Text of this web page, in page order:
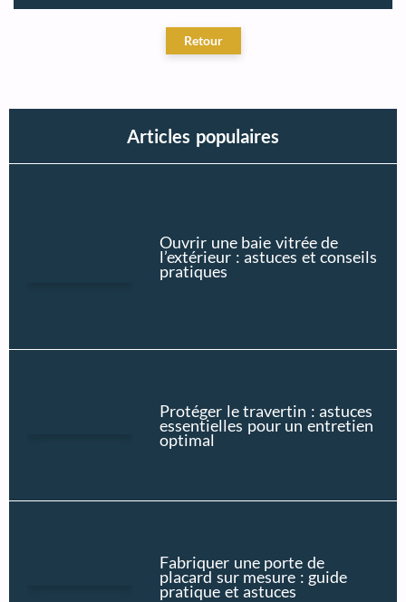
Articles populaires
Ouvrir une baie vitrée de
l’extérieur : astuces et conseils
pratiques
Protéger le travertin : astuces
essentielles pour un entretien
optimal
Fabriquer une porte de
placard sur mesure : guide
pratique et astuces